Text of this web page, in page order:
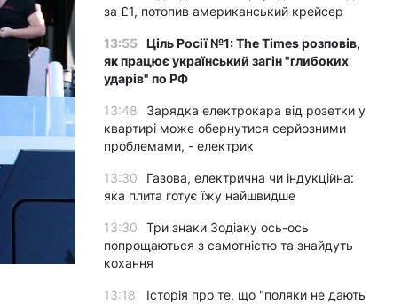
за £1, потопив американський крейсер
13:55 Ціль Росії №1: The Times розповів,
як працює український загін "глибоких
ударів" по РФ
13:48
Зарядка електрокара від розетки у
квартирі може обернутися серйозними
проблемами, - електрик
13:30
Газова, електрична чи індукційна:
яка плита готує їжу найшвидше
13:30
Три знаки Зодіаку ось-ось
попрощаються з самотністю та знайдуть
кохання
13:18
Історія про те, що "поляки не дають